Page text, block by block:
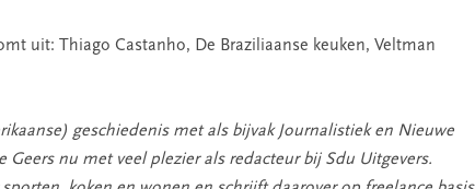
uit: Thiago Castanho, De Braziliaanse keuken, Veltman
geschiedenis met als bijvak Journalistiek en Nieuwe
Geers nu met veel plezier als redacteur bij Sdu Uitgevers.